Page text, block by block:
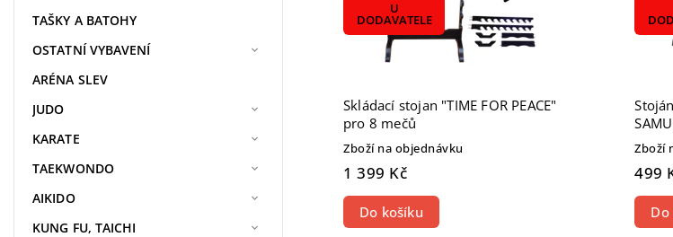
TAŠKY A BATOHY
OSTATNÍ VYBAVENÍ
ARÉNA SLEV
JUDO
KARATE
TAEKWONDO
AIKIDO
KUNG FU, TAICHI
U
DODAVATELE
Skládací stojan "TIME FOR PEACE"
pro 8 mečů
Zboží na objednávku
1 399 Kč
Do košíku
Zboží
499
Do